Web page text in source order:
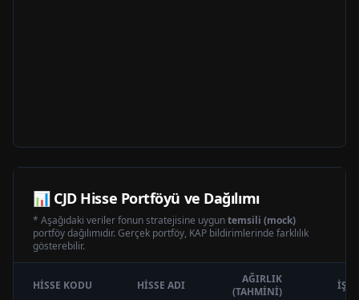
📊 CJDHisse Portföyü ve Dağılımı
* Aşağıdaki veriler fonun stratejisine uyguntemsili (mock)
portföy dağılımıdır. Gerçek portföy, KAP bildirimlerinde farklılık
gösterebilir.
HISSE KODU HISSE ADI
AĞIRLIK
(TAHMINI)